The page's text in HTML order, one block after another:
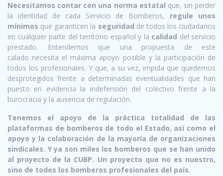
Necesitamos contar con una norma estatal que, sin perder
la identidad de cada Servicio de Bomberos, regule unos
mínimos que garanticen la seguridad de todos los ciudadanos
en cualquier parte del territorio español y la calidad del servicio
prestado. Entendemos que una propuesta de este
calado necesita el máxima apoyo posible y la participación de
todos los profesionales. Y que, a su vez, impida que quedemos
desprotegidos frente a determinadas eventualidades que han
puesto en evidencia la indefensión del colectivo frente a la
burocracia y la ausencia de regulación.
Tenemos el apoyo de la práctica totalidad de las
plataformas de bomberos de todo el Estado, así como el
apoyo y la colaboración de la mayoría de organizaciones
sindicales. Y ya son miles los bomberos que se han unido
al proyecto de la CUBP. Un proyecto que no es nuestro,
sino de todos los bomberos profesionales del país.